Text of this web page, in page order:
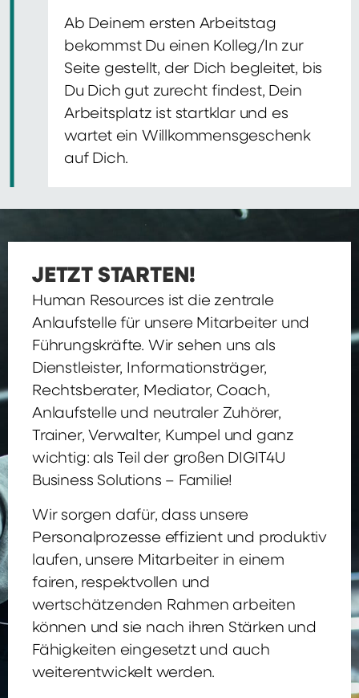
Ab Deinem ersten Arbeitstag
bekommst Du einen Kolleg/In zur
Seite gestellt, der Dich begleitet, bis
Du Dich gut zurecht findest, Dein
Arbeitsplatz ist startklar und es
wartet ein Willkommensgeschenk
auf Dich.
JETZT STARTEN!
Human Resources ist die zentrale
Anlaufstelle für unsere Mitarbeiter und
Führungskräfte. Wir sehen uns als
Dienstleister, Informationsträger,
Rechtsberater, Mediator, Coach,
Anlaufstelle und neutraler Zuhörer,
Trainer, Verwalter, Kumpel und ganz
wichtig: als Teil der großen DIGIT4U
Business Solutions – Familie!
Wir sorgen dafür, dass unsere
Personalprozesse effizient und produktiv
laufen, unsere Mitarbeiter in einem
fairen, respektvollen und
wertschätzenden Rahmen arbeiten
können und sie nach ihren Stärken und
Fähigkeiten eingesetzt und auch
weiterentwickelt werden.